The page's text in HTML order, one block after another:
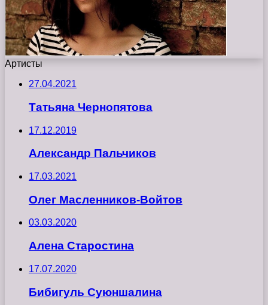
Артисты
27.04.2021
Татьяна Чернопятова
17.12.2019
Александр Пальчиков
17.03.2021
Олег Масленников-Войтов
03.03.2020
Алена Старостина
17.07.2020
Бибигуль Суюншалина